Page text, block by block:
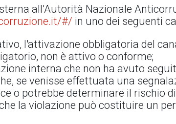
all’Autorità Nazionale
#/ in uno dei seguenti
l'attivazione obbligatoria del
non è attivo o conforme;
interna che non ha avuto
se venisse effettuata una
o potrebbe determinare il rischio
la violazione può costituire un